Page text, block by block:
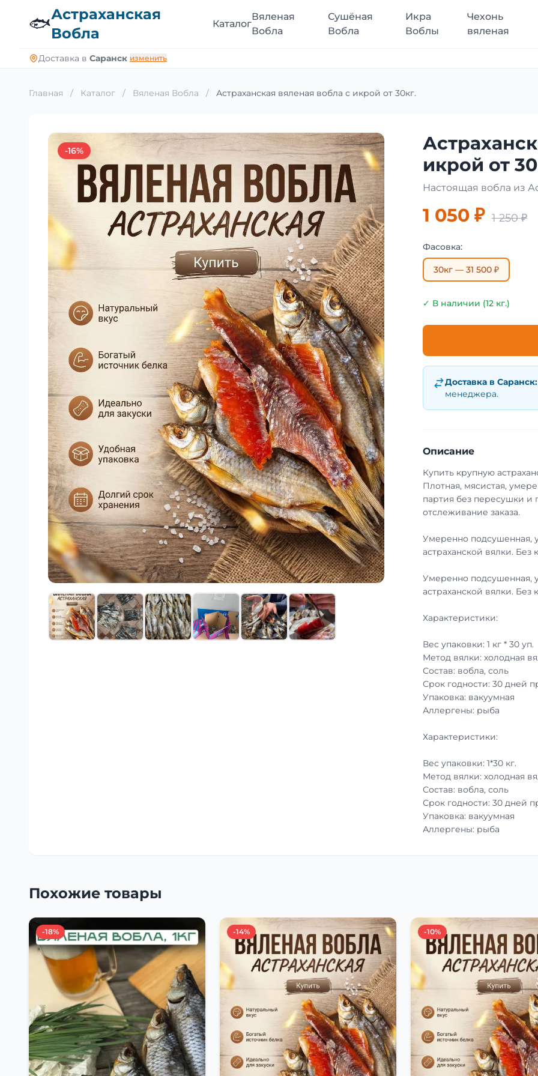
🐟Астраханская
Вобла
Каталог
Вяленая
Вобла
Сушёная
Вобла
Икра
Воблы
Чехонь
вяленая
Доставка в Саранск изменить
Главная / Каталог / Вяленая Вобла / Астраханская вяленая вобла с икрой от 30кг.
-16%
икрой от
Настоящая вобла из
1 050 ₽ 1 250 ₽
Фасовка:
30кг — 31 500 ₽
✓ В наличии (12 кг.)
Доставка в Саранск:
менеджера.
Описание
Купить крупную
Плотная, мясистая,
партия без пересушки и
отслеживание заказа.
Умеренно подсушенная,
астраханской вялки.
Умеренно подсушенная,
астраханской вялки.
Характеристики:
Вес упаковки: 1 кг * 30 уп.
Метод вялки: холодная
Состав: вобла, соль
Срок годности: 30 дней
Упаковка: вакуумная
Аллергены: рыба
Характеристики:
Вес упаковки: 1*30 кг.
Метод вялки: холодная
Состав: вобла, соль
Срок годности: 30 дней
Упаковка: вакуумная
Аллергены: рыба
Похожие товары
-18% -14% -10%